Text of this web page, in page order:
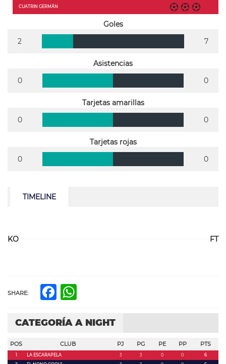
CUATRIN GERMÁN
Goles
2
7
Asistencias
0
0
Tarjetas amarillas
0
0
Tarjetas rojas
0
0
TIMELINE
KO FT
SHARE: Facebook
CATEGORÍA A NIGHT
POS CLUB PJ PG PE PP PTS
1 LA ESCARAPELA 3 3 0 0
6